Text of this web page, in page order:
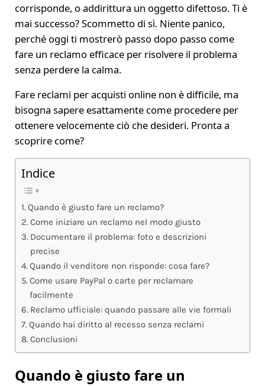
corrisponde, o addirittura un oggetto difettoso. Ti è
mai successo? Scommetto di sì. Niente panico,
perché oggi ti mostrerò passo dopo passo come
fare un reclamo efficace per risolvere il problema
senza perdere la calma.
Fare reclami per acquisti online non è difficile, ma
bisogna sapere esattamente come procedere per
ottenere velocemente ciò che desideri. Pronta a
scoprire come?
Indice
Quando è giusto fare un reclamo?
Come iniziare un reclamo nel modo giusto
Documentare il problema: foto e descrizioni
precise
Quando il venditore non risponde: cosa fare?
Come usare PayPal o carte per reclamare
facilmente
Reclamo ufficiale: quando passare alle vie formali
Quando hai diritto al recesso senza reclami
Conclusioni
Quando è giusto fare un